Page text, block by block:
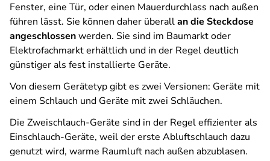
Fenster, eine Tür, oder einen Mauerdurchlass nach außen
führen lässt. Sie können daher überallan die Steckdose
angeschlossenwerden. Sie sind im Baumarkt oder
Elektrofachmarkt erhältlich und in der Regel deutlich
günstiger als fest installierte Geräte.
Von diesem Gerätetyp gibt es zwei Versionen: Geräte mit
einem Schlauch und Geräte mit zwei Schläuchen.
Die Zweischlauch-Geräte sind in der Regel effizienter als
Einschlauch-Geräte, weilder erste Abluftschlauch dazu
genutzt wird, warme Raumluft nach außen abzublasen.